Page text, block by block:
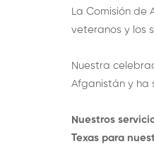
La Comisión de
veteranos y los
Nuestra
Afganistán y ha
Nuestros
Texas para